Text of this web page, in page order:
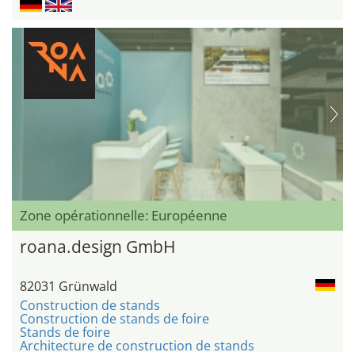
Zone opérationnelle: Européenne
roana.design GmbH
82031 Grünwald
Construction de stands
Construction de stands de foire
Stands de foire
Architecture de construction de stands